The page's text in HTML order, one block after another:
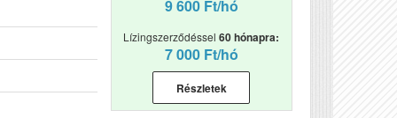
9 600 Ft/hó
Lízingszerződéssel60 hónapra:
7 000 Ft/hó
Részletek